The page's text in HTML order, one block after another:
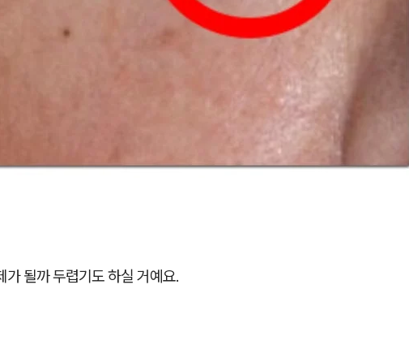
가 될까 두렵기도 하실 거예요.